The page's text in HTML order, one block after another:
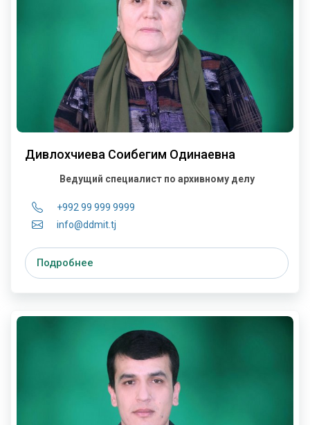
Дивлохчиева Соибегим Одинаевна
Ведущий специалист по архивному делу
+992 99 999 9999
info@ddmit.tj
Подробнее